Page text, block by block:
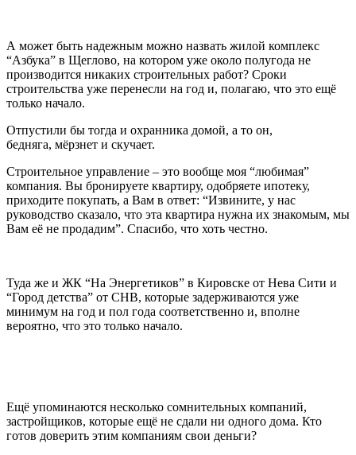
А может быть надежным можно назвать жилой комплекс
“Азбука” в Щеглово, на котором уже около полугода не
производится никаких строительных работ? Сроки
строительства уже перенесли на год и, полагаю, что это ещё
только начало.
Отпустили бы тогда и охранника домой, а то он,
бедняга, мёрзнет и скучает.
Строительное управление – это вообще моя “любимая”
компания. Вы бронируете квартиру, одобряете ипотеку,
приходите покупать, а Вам в ответ: “Извините, у нас
руководство сказало, что эта квартира нужна их знакомым, мы
Вам её не продадим”. Спасибо, что хоть честно.
Туда же и ЖК “На Энергетиков” в Кировске от Нева Сити и
“Город детства” от СНВ, которые задерживаются уже
минимум на год и пол года соответственно и, вполне
вероятно, что это только начало.
Ещё упоминаются несколько сомнительных компаний,
застройщиков, которые ещё не сдали ни одного дома. Кто
готов доверить этим компаниям свои деньги?